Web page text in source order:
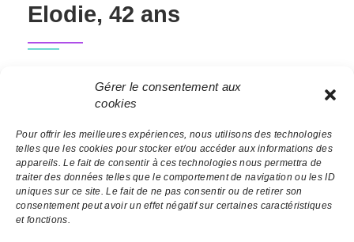
Gérer le consentement aux
cookies
Pour offrir les meilleures expériences, nous utilisons des technologies
telles que les cookies pour stocker et/ou accéder aux informations des
appareils. Le fait de consentir à ces technologies nous permettra de
traiter des données telles que le comportement de navigation ou les ID
uniques sur ce site. Le fait de ne pas consentir ou de retirer son
consentement peut avoir un effet négatif sur certaines caractéristiques
et fonctions.
Elodie, 42 ans
"Novembre une période déprimante... il fallait se
remonter le moral et passer un après-midi entre
partage ! Ce fut une vraie bulle de douceur dans la
folie quotidienne. Outre le fait d'avoir appris plein
de choses sur la colorimétrie, passer ce moment
avec Florie était juste superbe ! N'hésitez surtout
pas à la contacter ;)"